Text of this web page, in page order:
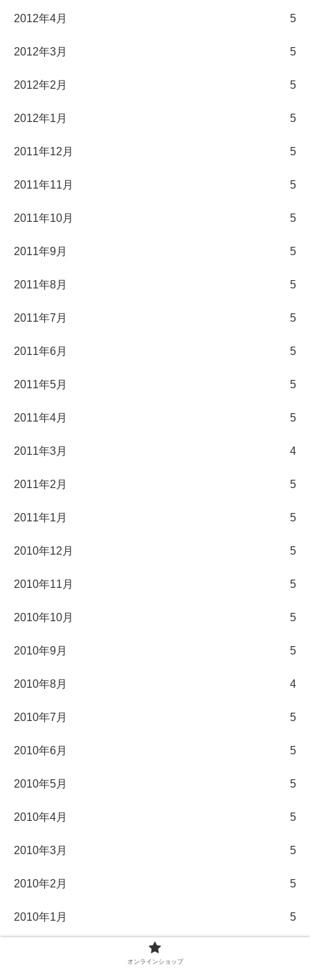
2012年4月 5
2012年3月 5
2012年2月 5
2012年1月 5
2011年12月 5
2011年11月 5
2011年10月 5
2011年9月 5
2011年8月 5
2011年7月 5
2011年6月 5
2011年5月 5
2011年4月 5
2011年3月 4
2011年2月 5
2011年1月 5
2010年12月 5
2010年11月 5
2010年10月 5
2010年9月 5
2010年8月 4
2010年7月 5
2010年6月 5
2010年5月 5
2010年4月 5
2010年3月 5
2010年2月 5
2010年1月 5
オンラインショップ